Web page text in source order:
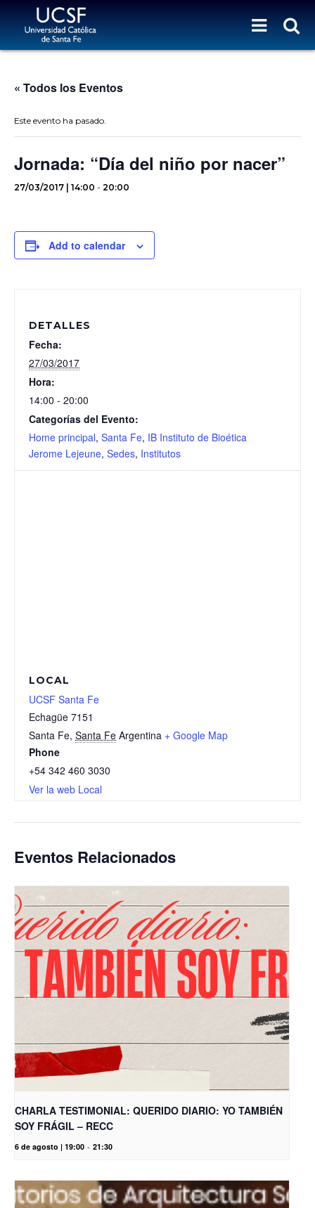
« Todos los Eventos
Este evento ha pasado.
Jornada: “Día del niño por nacer”
27/03/2017 | 14:00 - 20:00
Add to calendar
DETALLES
Fecha:
27/03/2017
Hora:
14:00 - 20:00
Categorías del Evento:
Home principal, Santa Fe, IB Instituto de Bioética
Jerome Lejeune, Sedes, Institutos
LOCAL
UCSF Santa Fe
Echagüe 7151
Santa Fe, Santa Fe Argentina + Google Map
Phone
+54 342 460 3030
Ver la web Local
Eventos Relacionados
CHARLA TESTIMONIAL: QUERIDO DIARIO: YO TAMBIÉN
SOY FRÁGIL – RECC
6 de agosto | 19:00 - 21:30